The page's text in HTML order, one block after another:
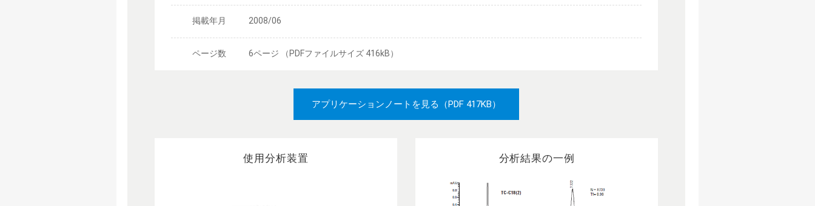
掲載年月 2008/06
ページ数 6ページ （PDFファイルサイズ 416kB）
アプリケーションノートを見る （PDF 417KB）
使用分析装置 分析結果の一例